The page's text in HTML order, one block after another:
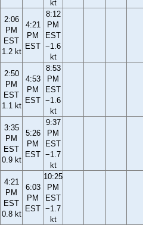
kt
2:06
PM
EST
1.2 kt
4:21
PM
EST
8:12
PM
EST
−1.6
kt
2:50
PM
EST
1.1 kt
4:53
PM
EST
8:53
PM
EST
−1.6
kt
3:35
PM
EST
0.9 kt
5:26
PM
EST
9:37
PM
EST
−1.7
kt
4:21
PM
EST
0.8 kt
6:03
PM
EST
10:25
PM
EST
−1.7
kt